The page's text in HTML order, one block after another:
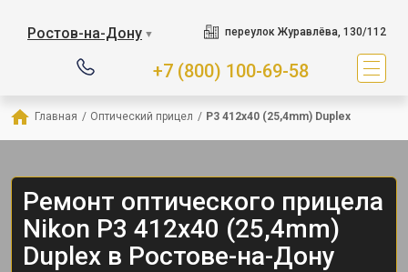
Ростов-на-Дону ▼ переулок Журавлёва, 130/112
+7 (800) 100-69-58
Главная / Оптический прицел / P3 412x40 (25,4mm) Duplex
Ремонт оптического прицела
Nikon P3 412x40 (25,4mm)
Duplex в Ростове-на-Дону